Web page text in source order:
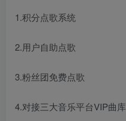
1.积分点歌系统
2.用户自助点歌
3.粉丝团免费点歌
4.对接三大音乐平台VIP曲库